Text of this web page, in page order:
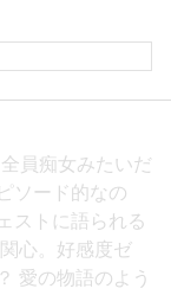
員痴女みたいだ
ソード的なの
ストに語られる
心。好感度ゼ
愛の物語のよう